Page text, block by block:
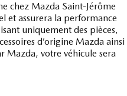
chez Mazda Saint-Jérôme
et assurera la performance
uniquement des pièces,
d’origine Mazda ainsi
Mazda, votre véhicule sera